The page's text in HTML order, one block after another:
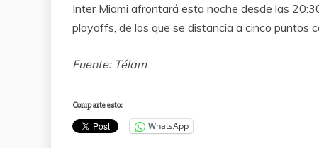
Inter Miami afrontará esta noche desde las
playoffs, de los que se distancia a cinco puntos
Fuente: Télam
Comparte esto:
WhatsApp